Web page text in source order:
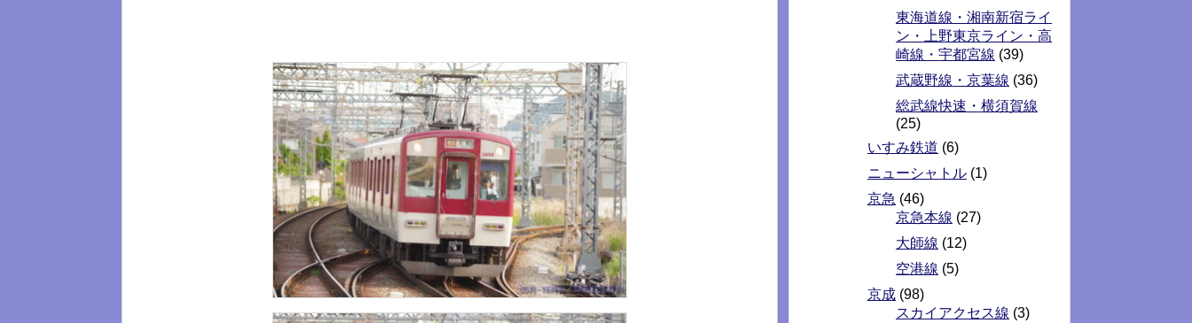
東海道線・湘南新宿ライ
ン・上野東京ライン・高
崎線・宇都宮線 (39)
武蔵野線・京葉線 (36)
総武線快速・横須賀線
(25)
いすみ鉄道 (6)
ニューシャトル (1)
京急 (46)
京急本線 (27)
大師線 (12)
空港線 (5)
京成 (98)
スカイアクセス線 (3)